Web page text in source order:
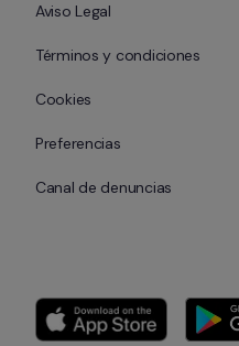
Aviso Legal
Términos y condiciones
Cookies
Preferencias
Canal de denuncias